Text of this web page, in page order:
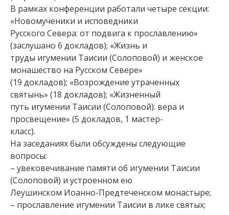
В рамках конференции работали четыре секции:
«Новомученики и исповедники
Русского Севера: от подвига к прославлению»
(заслушано 6 докладов); «Жизнь и
труды игумении Таисии (Солоповой) и женское
монашество на Русском Севере»
(19 докладов); «Возрождение утраченных
святынь» (18 докладов); «Жизненный
путь игумении Таисии (Солоповой): вера и
просвещение» (5 докладов, 1 мастер-
класс).
На заседаниях были обсуждены следующие
вопросы:
– увековечивание памяти об игумении Таисии
(Солоповой) и устроенном ею
Леушинском Иоанно-Предтеченском монастыре;
– прославление игумении Таисии в лике святых;